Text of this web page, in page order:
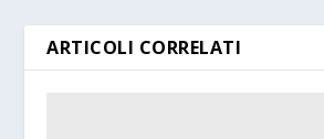
ARTICOLI CORRELATI